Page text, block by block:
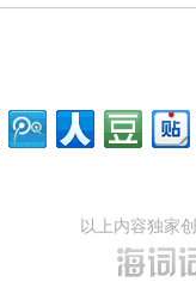
以上内容独家